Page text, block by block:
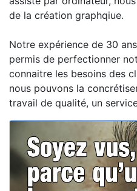
de la création graphqiue.
Notre expérience de 30
permis de perfectionner
connaitre les besoins des
nous pouvons la
travail de qualité, un